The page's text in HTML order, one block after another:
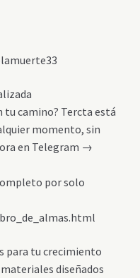
tu camino? Tercta está
momento, sin
en Telegram →
por solo
para tu crecimiento
diseñados